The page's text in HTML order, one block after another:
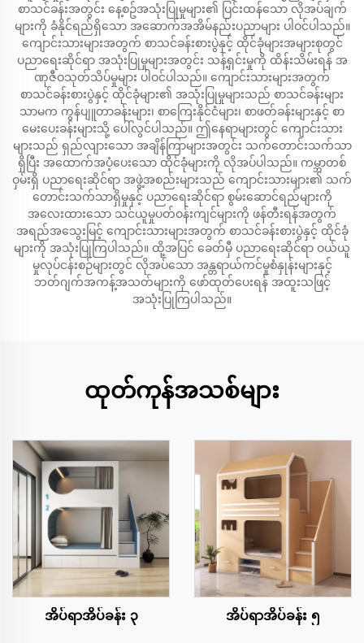
စာသင်ခန်းအတွင်း နေ့စဥ်အသုံးပြုမှုများ၏ ပြင်းထန်သော လိုအပ်ချက်
များကို ခံနိုင်ရည်ရှိသော အဆောက်အအိမ်နည်းပညာများ ပါဝင်ပါသည်။
ကျောင်းသားများအတွက် စာသင်ခန်းစားပွဲနှင့် ထိုင်ခုံများအများစုတွင်
ပညာရေးဆိုင်ရာ အသုံးပြုမှုများအတွင်း သန့်ရှင်းမှုကို ထိန်းသိမ်းရန် အ
ဏုဇီဝသုတ်သိပ်မှုများ ပါဝင်ပါသည်။ ကျောင်းသားများအတွက်
စာသင်ခန်းစားပွဲနှင့် ထိုင်ခုံများ၏ အသုံးပြုမှုများသည် စာသင်ခန်းများ
သာမက ကွန်ပျူတာခန်းများ၊ စာကြေးနိုင်ငံများ၊ စာဖတ်ခန်းများနှင့် စာ
မေးပေးခန်းများသို့ ပေါ်လွင်ပါသည်။ ဤနေရာများတွင် ကျောင်းသား
များသည် ရှည်လျားသော အချိန်ကြာများအတွင်း သက်တောင်းသက်သာ
ရှိပြီး အထောက်အပံ့ပေးသော ထိုင်ခုံများကို လိုအပ်ပါသည်။ ကမ္ဘာတစ်
ဝှမ်းရှိ ပညာရေးဆိုင်ရာ အဖွဲ့အစည်းများသည် ကျောင်းသားများ၏ သက်
တောင်းသက်သာရှိမှုနှင့် ပညာရေးဆိုင်ရာ စွမ်းဆောင်ရည်များကို
အလေးထားသော သင်ယူမှုပတ်ဝန်းကျင်များကို ဖန်တီးရန်အတွက်
အရည်အသွေးမြင့် ကျောင်းသားများအတွက် စာသင်ခန်းစားပွဲနှင့် ထိုင်ခုံ
များကို အသုံးပြုကြပါသည်။ ထို့အပြင် ခေတ်မှီ ပညာရေးဆိုင်ရာ ဝယ်ယူ
မှုလုပ်ငန်းစဉ်များတွင် လိုအပ်သော အန္တရာယ်ကင်မှုစံနှုန်းများနှင့်
ဘတ်ဂျက်အကန့်အသတ်များကို ဖော်ထုတ်ပေးရန် အထူးသဖြင့်
အသုံးပြုကြပါသည်။
ထုတ်ကုန်အသစ်များ
အိပ်ရာအိပ်ခန်း ၃ အိပ်ရာအိပ်ခန်း ၅